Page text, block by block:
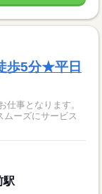
歩5分★平日
仕事となります。
ムーズにサービス
駅